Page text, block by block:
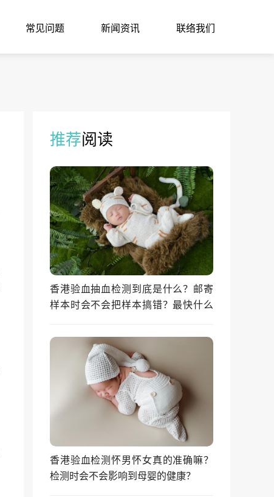
常见问题 新闻资讯 联络我们
推荐阅读
香港验血抽血检测到底是什么？邮寄
样本时会不会把样本搞错？最快什么
香港验血检测怀男怀女真的准确嘛？
检测时会不会影响到母婴的健康？